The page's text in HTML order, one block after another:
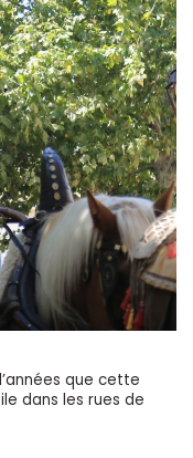
que cette
dans les rues de